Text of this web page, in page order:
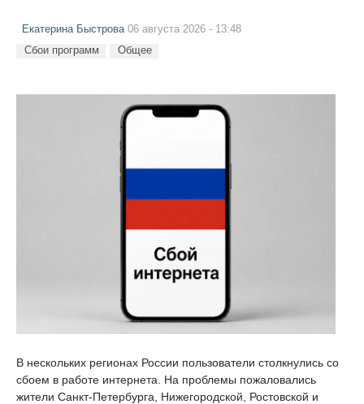
Екатерина Быстрова06 августа 2026 - 13:48
Сбои программ Общее
В нескольких регионах России пользователи столкнулись со
сбоем в работе интернета. На проблемы пожаловались
жители Санкт-Петербурга, Нижегородской, Ростовской и